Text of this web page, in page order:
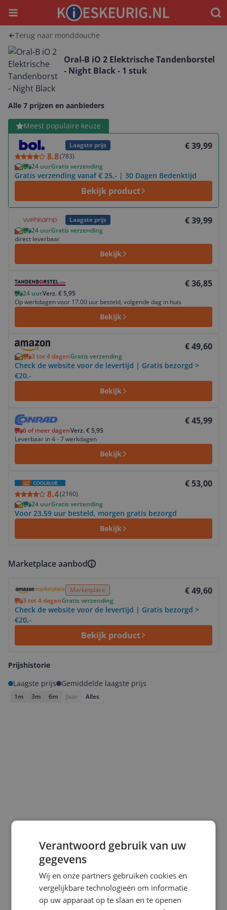
Menu
Terug naar monddouche
Oral-B iO 2 Elektrische Tandenborstel
- Night Black - 1 stuk
Alle 7 prijzen en aanbieders
Meest populaire keuze
Laagste prijs
8.8(783)
€ 39,99
24 uurGratis verzending
Gratis verzending vanaf € 25,- | 30 Dagen Bedenktijd
Bekijk product
Bekijk product
Laagste prijs € 39,99
24 uurGratis verzending
direct leverbaar
Bekijk
€ 36,85
24 uurVerz. € 5,95
Op werkdagen voor 17.00 uur besteld, volgende dag in huis
Bekijk
€ 49,60
3 tot 4 dagenGratis verzending
Check de website voor de levertijd | Gratis bezorgd >
€20,-
Bekijk
Bekijk product
€ 45,99
6 of meer dagenVerz. € 5,95
Leverbaar in 4 - 7 werkdagen
Bekijk
Bekijk product
8.4(2160)
€ 53,00
24 uurGratis verzending
Voor 23.59 uur besteld, morgen gratis bezorgd
Bekijk
Marketplace aanbod
Marketplace € 49,60
3 tot 4 dagenGratis verzending
Check de website voor de levertijd | Gratis bezorgd >
€20,-
Bekijk product
Prijshistorie
Laagste prijs
Gemiddelde laagste prijs
1m 3m 6m Jaar Alles
€ 35,95
€ 49,85
Goedkoopste nu
€ 36,85
06-08-2026
Verantwoord gebruik van uw
gegevens
Wij en onze partners gebruiken cookies en
vergelijkbare technologieën om informatie
op uw apparaat op te slaan en te openen